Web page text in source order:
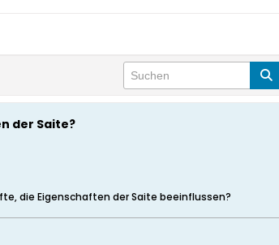
der Saite?
die Eigenschaften der Saite beeinflussen?